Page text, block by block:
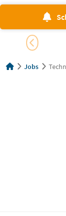
Jobs